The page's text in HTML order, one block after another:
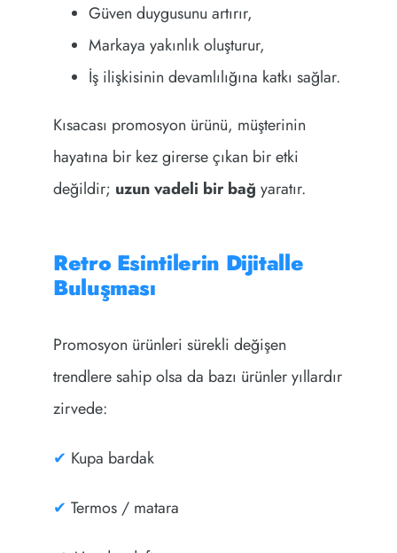
Güven duygusunu artırır,
Markaya yakınlık oluşturur,
İş ilişkisinin devamlılığına katkı sağlar.
Kısacası promosyon ürünü, müşterinin
hayatına bir kez girerse çıkan bir etki
değildir; uzun vadeli bir bağ yaratır.
Retro Esintilerin Dijitalle
Buluşması
Promosyon ürünleri sürekli değişen
trendlere sahip olsa da bazı ürünler yıllardır
zirvede:
✔ Kupa bardak
✔ Termos / matara